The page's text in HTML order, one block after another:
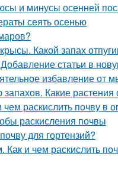
и минусы осенней
сеять осенью
Какой запах
статьи в
избавление от
Какие
раскислить почву в
раскисления почвы
для гортензий?
Как и чем раскислить